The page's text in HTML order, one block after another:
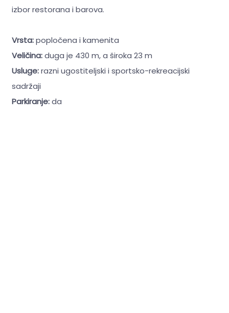
izbor restorana i barova.
Vrsta:popločena i kamenita
Veličina:duga je 430 m, a široka 23 m
Usluge:razni ugostiteljski i sportsko-rekreacijski
sadržaji
Parkiranje:da